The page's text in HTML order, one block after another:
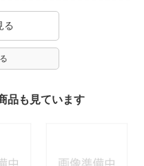
る
品も見ています